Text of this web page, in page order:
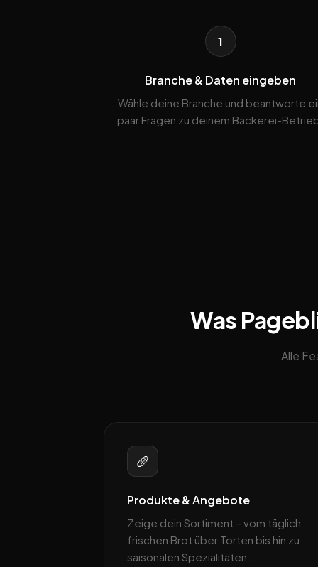
1
Branche & Daten eingeben
Wähle deine Branche und beantworte
paar Fragen zu deinem Bäckerei-
Was
Alle
🥖
Produkte & Angebote
Zeige dein Sortiment – vom täglich
frischen Brot über Torten bis hin zu
saisonalen Spezialitäten.